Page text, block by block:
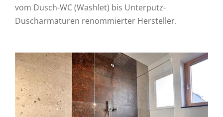
vom Dusch-WC (Washlet) bis Unterputz-
Duscharmaturen renommierter Hersteller.